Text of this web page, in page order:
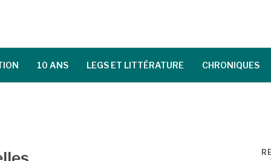
10 ANS LEGS ET LITTÉRATURE CHRONIQUES